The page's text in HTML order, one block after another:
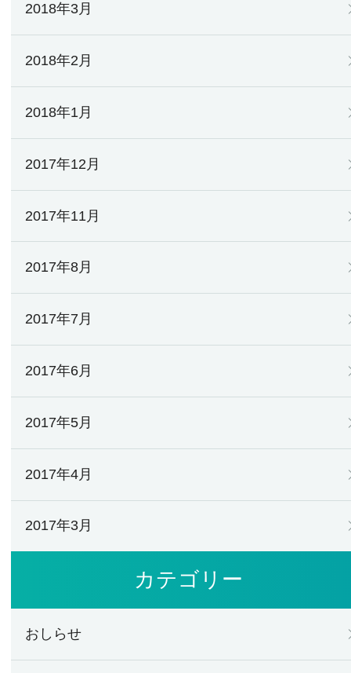
2018年3月
2018年2月
2018年1月
2017年12月
2017年11月
2017年8月
2017年7月
2017年6月
2017年5月
2017年4月
2017年3月
カテゴリー
おしらせ